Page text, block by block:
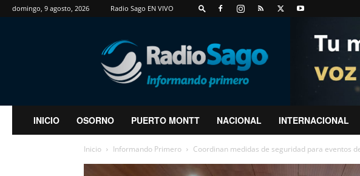
domingo, 9 agosto, 2026 Radio Sago EN VIVO
RadioSago
INICIO OSORNO PUERTO MONTT NACIONAL INTERNACIONAL
Inicio Informando Primero Coordinan medidas de seguridad para eventos